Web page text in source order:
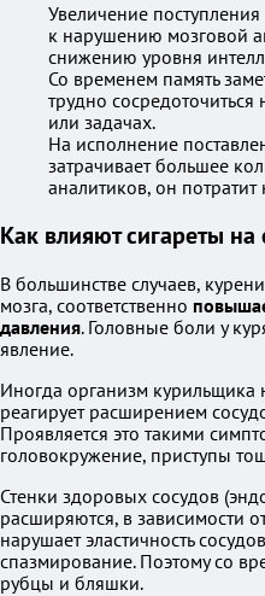
Увеличение
к нарушению мозговой
снижению уровня
Со временем память
трудно
или задачах.
На исполнение
затрачивает большее
аналитиков, он
Как влияют сигареты на
В большинстве случаев,
мозга, соответственно
давления. Головные боли у
явление.
Иногда организм курильщика
реагирует расширением
Проявляется это такими
головокружение, приступы
Стенки здоровых сосудов
расширяются, в зависимости
нарушает эластичность
спазмирование. Поэтому со
рубцы и бляшки.